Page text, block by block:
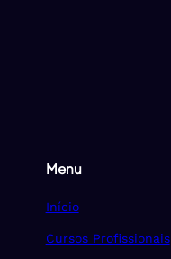
Menu
Início
Cursos Profissionais